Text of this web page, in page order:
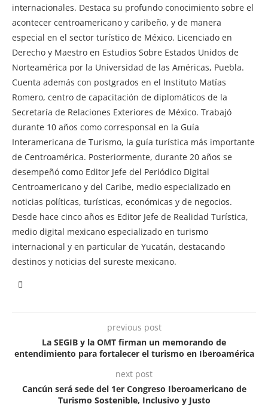
internacionales. Destaca su profundo conocimiento sobre el
acontecer centroamericano y caribeño, y de manera
especial en el sector turístico de México. Licenciado en
Derecho y Maestro en Estudios Sobre Estados Unidos de
Norteamérica por la Universidad de las Américas, Puebla.
Cuenta además con postgrados en el Instituto Matías
Romero, centro de capacitación de diplomáticos de la
Secretaría de Relaciones Exteriores de México. Trabajó
durante 10 años como corresponsal en la Guía
Interamericana de Turismo, la guía turística más importante
de Centroamérica. Posteriormente, durante 20 años se
desempeñó como Editor Jefe del Periódico Digital
Centroamericano y del Caribe, medio especializado en
noticias políticas, turísticas, económicas y de negocios.
Desde hace cinco años es Editor Jefe de Realidad Turística,
medio digital mexicano especializado en turismo
internacional y en particular de Yucatán, destacando
destinos y noticias del sureste mexicano.
previous post
La SEGIB y la OMT firman un memorando de
entendimiento para fortalecer el turismo en Iberoamérica
next post
Cancún será sede del 1er Congreso Iberoamericano de
Turismo Sostenible, Inclusivo y Justo